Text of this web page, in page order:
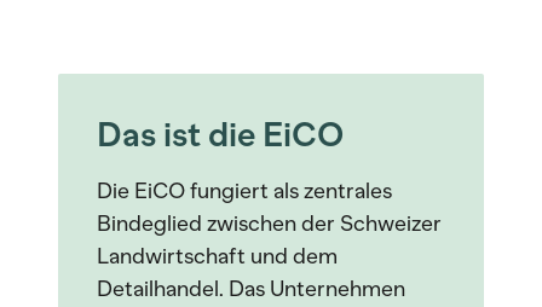
Das ist die EiCO
Die EiCO fungiert als zentrales
Bindeglied zwischen der Schweizer
Landwirtschaft und dem
Detailhandel. Das Unternehmen